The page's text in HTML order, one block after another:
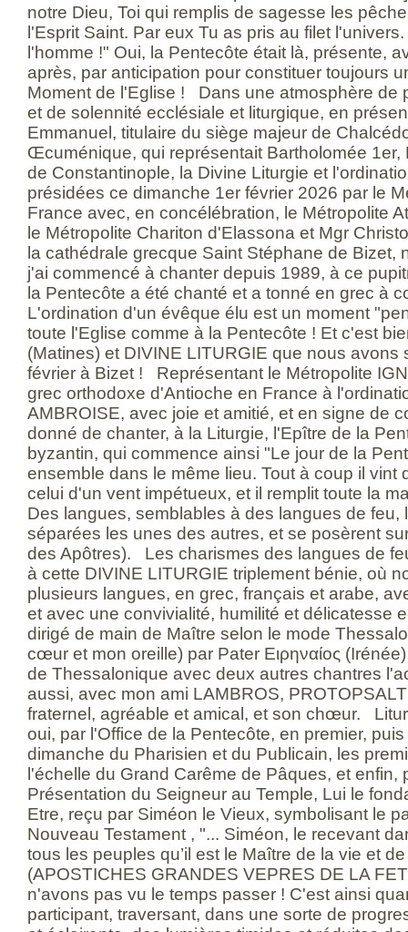
notre Dieu, Toi qui remplis de sagesse les
l'Esprit Saint. Par eux Tu as pris au filet
l'homme !" Oui, la Pentecôte était là, présente,
après, par anticipation pour constituer toujours
Moment de l'Eglise ! Dans une atmosphère de
et de solennité ecclésiale et liturgique, en
Emmanuel, titulaire du siège majeur de
Œcuménique, qui représentait Bartholomée
de Constantinople, la Divine Liturgie et
présidées ce dimanche 1er février 2026 par le
France avec, en concélébration, le Métropolite
le Métropolite Chariton d'Elassona et Mgr
la cathédrale grecque Saint Stéphane de Bizet,
j'ai commencé à chanter depuis 1989, à ce
la Pentecôte a été chanté et a tonné en grec à
L'ordination d'un évêque élu est un moment
toute l'Eglise comme à la Pentecôte ! Et c'est
(Matines) et DIVINE LITURGIE que nous avons
février à Bizet ! Représentant le Métropolite
grec orthodoxe d'Antioche en France à
AMBROISE, avec joie et amitié, et en signe de
donné de chanter, à la Liturgie, l'Epître de la
byzantin, qui commence ainsi "Le jour de la
ensemble dans le même lieu. Tout à coup il vint
celui d'un vent impétueux, et il remplit toute la
Des langues, semblables à des langues de feu,
séparées les unes des autres, et se posèrent
des Apôtres). Les charismes des langues de
à cette DIVINE LITURGIE triplement bénie, où
plusieurs langues, en grec, français et arabe,
et avec une convivialité, humilité et délicatesse
dirigé de main de Maître selon le mode
cœur et mon oreille) par Pater Ειρηναίος
de Thessalonique avec deux autres chantres
aussi, avec mon ami LAMBROS,
fraternel, agréable et amical, et son chœur.
oui, par l'Office de la Pentecôte, en premier,
dimanche du Pharisien et du Publicain, les
l'échelle du Grand Carême de Pâques, et enfin,
Présentation du Seigneur au Temple, Lui le
Etre, reçu par Siméon le Vieux, symbolisant le
Nouveau Testament , "... Siméon, le recevant
tous les peuples qu’il est le Maître de la vie et
(APOSTICHES GRANDES VEPRES DE LA
n'avons pas vu le temps passer ! C'est ainsi
participant, traversant, dans une sorte de